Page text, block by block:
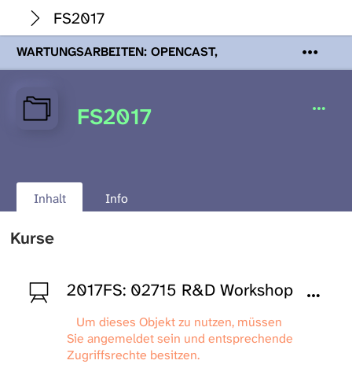
FS2017
WARTUNGSARBEITEN: OPENCAST,
PODCASTS & TOBIRA
Mi 19. August
Wartungsarbeiten an den Opencast-
Servern werden Ihnen Podcasts,
FS2017
Inhalt Info
Kurse
2017FS: 02715 R&D Workshop
Um dieses Objekt zu nutzen, müssen
Sie angemeldet sein und entsprechende
Zugriffsrechte besitzen.